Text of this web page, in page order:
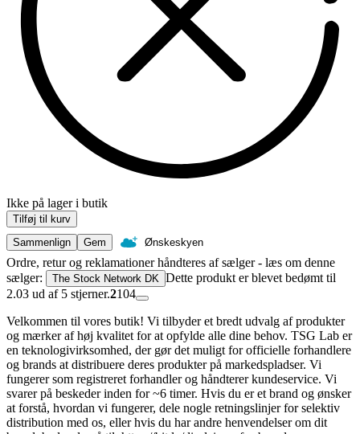
Ikke på lager i butik
Tilføj til kurv
Sammenlign
Gem Ønskeskyen
Ordre, retur og reklamationer håndteres af sælger - læs om denne
sælger:
The Stock Network DK Dette produkt er blevet bedømt til
2.03 ud af 5 stjerner.2104
Velkommen til vores butik! Vi tilbyder et bredt udvalg af produkter
og mærker af høj kvalitet for at opfylde alle dine behov. TSG Lab er
en teknologivirksomhed, der gør det muligt for officielle forhandlere
og brands at distribuere deres produkter på markedspladser. Vi
fungerer som registreret forhandler og håndterer kundeservice. Vi
svarer på beskeder inden for ~6 timer. Hvis du er et brand og ønsker
at forstå, hvordan vi fungerer, dele nogle retningslinjer for selektiv
distribution med os, eller hvis du har andre henvendelser om dit